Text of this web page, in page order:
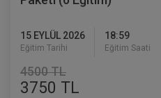
15 EYLÜL 2026
Eğitim Tarihi
18:59
Eğitim Saati
4500 TL
3750 TL